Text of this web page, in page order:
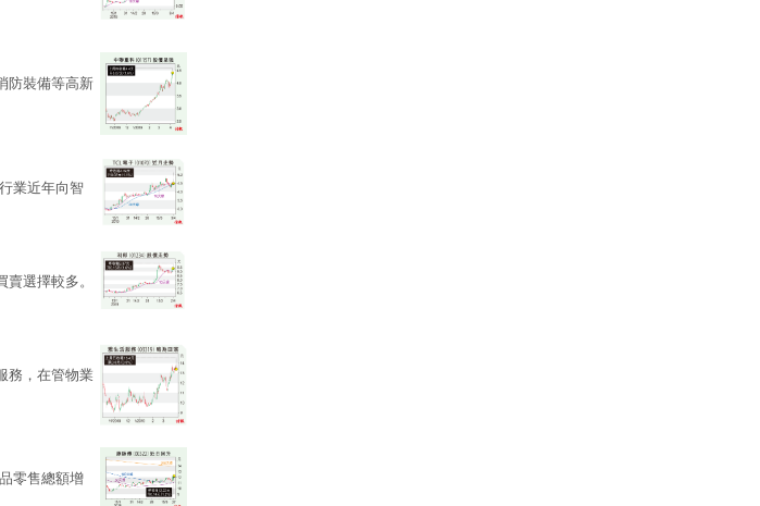
防裝備等高新
業近年向智
選擇較多。
務，在管物業
零售總額增